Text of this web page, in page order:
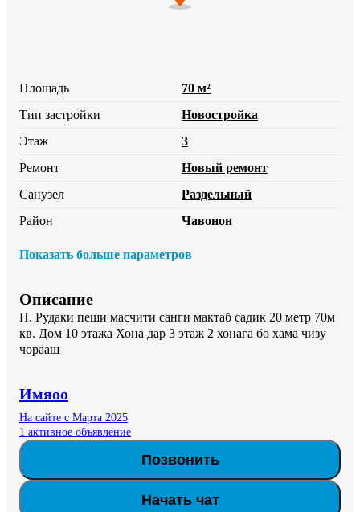
Площадь
70 м²
Тип застройки
Новостройка
Этаж
3
Ремонт
Новый ремонт
Санузел
Раздельный
Район
Чавонон
Показать больше параметров
Описание
Н. Рудаки пеши масчити санги мактаб садик 20 метр 70м
кв. Дом 10 этажа Хона дар 3 этаж 2 хонага бо хама чизу
чорааш
Имяoo
На сайте с Марта 2025
1 активное объявление
Позвонить
Начать чат